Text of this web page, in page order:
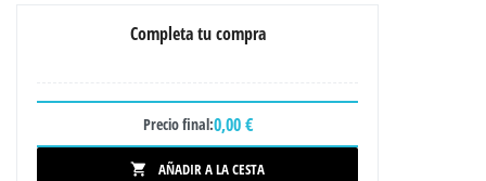
Completa tu compra
Precio final:0,00 €
 AÑADIR A LA CESTA